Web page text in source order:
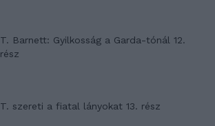
T. Barnett: Gyilkosság a Garda-tónál 12.
rész
T. szereti a fiatal lányokat 13. rész